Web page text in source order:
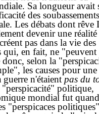
Sa longueuravait
des soubass
Les débats dont rêve
devenir une réalité
pas dans la vie des
qui, en fait, ne "peuvent
selon la
les causes pour une
n'étaient pas du
"perspicacité" politique,
mondial fut quand
"perspicaces